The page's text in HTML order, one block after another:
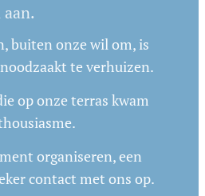
buiten onze wil om, is
te verhuizen.
op onze terras kwam
organiseren, een
contact met ons op.